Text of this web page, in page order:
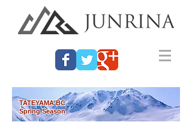
TATEYAMA BC
​Spring Season